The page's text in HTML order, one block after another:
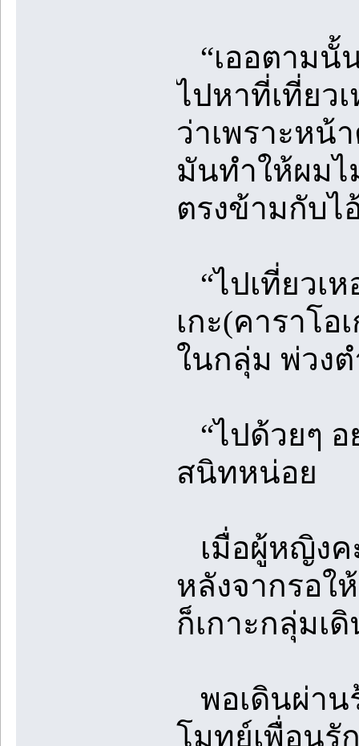
“เออตามนั้
ไปหาที่เที่ยว
ว่าเพราะหน้
มันทำให้ผมไ
ตรงข้ามกับไ
“ไปเที่ยวเ
เกะ(คาราโอ
ในกลุ่ม พ่วง
“ไปด้วยๆ
สนิทหน่อย
เมื่อผู้หญิงค
หลังจากรอใ
ก็เกาะกลุ่มเ
พอเดินผ่าน
โมทย์เพื่อนรั